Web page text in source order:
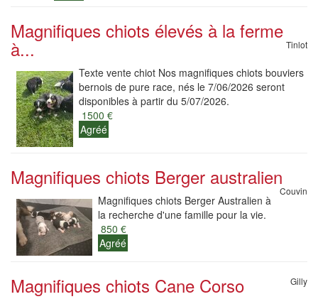
Magnifiques chiots élevés à la ferme
à... Tinlot
Texte vente chiot Nos magnifiques chiots bouviers
bernois de pure race, nés le 7/06/2026 seront
disponibles à partir du 5/07/2026.
1500 €
Agréé
Magnifiques chiots Berger australien
Couvin
Magnifiques chiots Berger Australien à
la recherche d'une famille pour la vie.
850 €
Agréé
Magnifiques chiots Cane Corso Gilly